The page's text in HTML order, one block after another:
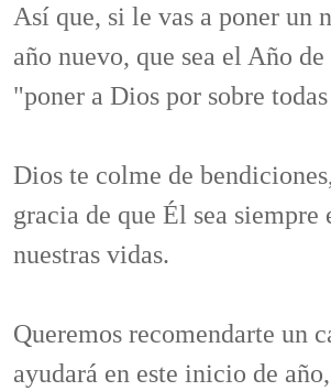
Así que, si le vas a poner un
año nuevo, que sea el Año de
"poner a Dios por sobre
Dios te colme de
gracia de que Él sea siempre
nuestras vidas.
Queremos recomendarte un
ayudará en este inicio de